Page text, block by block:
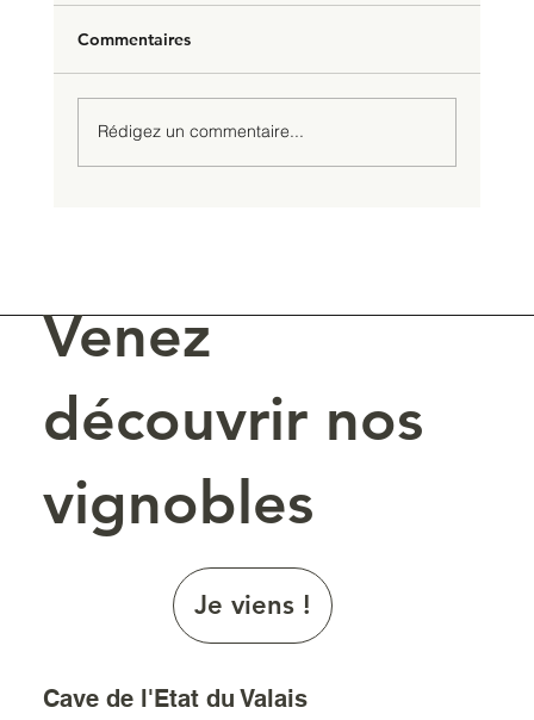
Commentaires
Rédigez un commentaire...
Venez
découvrir nos
vignobles
Je viens !
Cave de l'Etat du Valais